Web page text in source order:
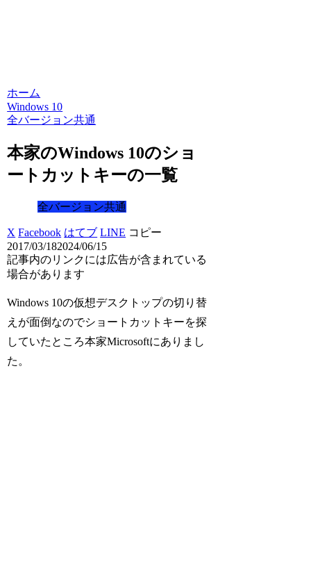
ホーム
Windows 10
全バージョン共通
本家のWindows 10のショ
ートカットキーの一覧
全バージョン共通
X Facebook はてブ LINE コピー
2017/03/182024/06/15
記事内のリンクには広告が含まれている
場合があります
Windows 10の仮想デスクトップの切り替
えが面倒なのでショートカットキーを探
していたところ本家Microsoftにありまし
た。